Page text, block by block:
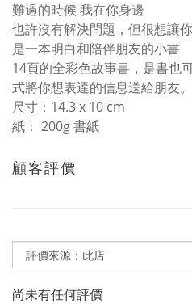
難過的時候 我在你身邊
也許沒有解決問題，但很想讓
是一本明白和陪伴朋友的小書
14頁的全彩色故事書，是書也
式將你想表達的信息送給朋友。
尺寸：14.3 x 10 cm
紙： 200g 書紙
顧客評價
尚未有任何評價